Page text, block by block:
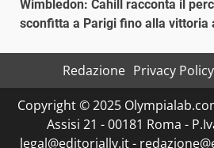
Wimbledon: Cahill racconta il
sconfitta a Parigi fino alla vittoria
Redazione Privacy Policy
Copyright © 2025
Assisi 21 - 00181 Roma -
legal@editorially.it -